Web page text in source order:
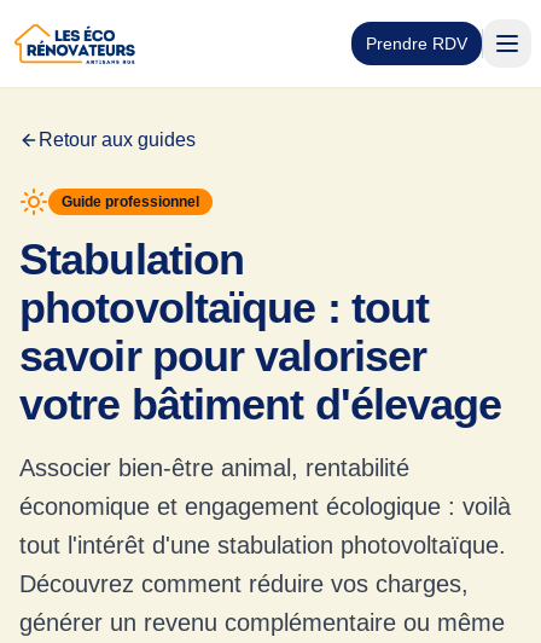
Prendre RDV
Retour aux guides
Guide professionnel
Stabulation
photovoltaïque : tout
savoir pour valoriser
votre bâtiment d'élevage
Associer bien-être animal, rentabilité
économique et engagement écologique : voilà
tout l'intérêt d'une stabulation photovoltaïque.
Découvrez comment réduire vos charges,
générer un revenu complémentaire ou même